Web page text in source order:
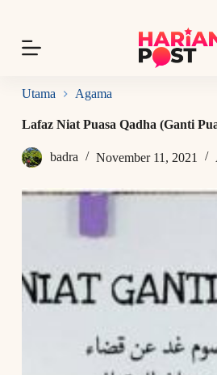
p
o
o
n
Utama Agama
Lafaz Niat Puasa Qadha (Ganti
badra November 11, 2021